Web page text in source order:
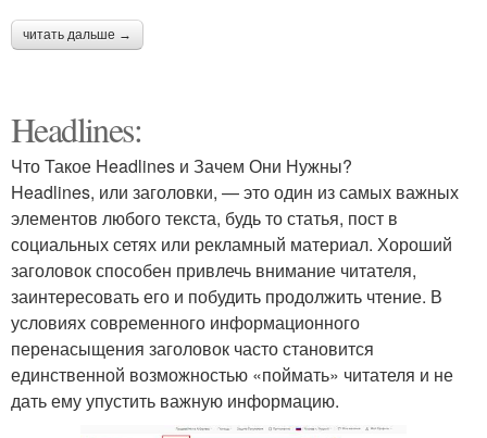
читать дальше →
Headlines:
Что Такое Headlines и Зачем Они Нужны?
Headlines, или заголовки, — это один из самых важных
элементов любого текста, будь то статья, пост в
социальных сетях или рекламный материал. Хороший
заголовок способен привлечь внимание читателя,
заинтересовать его и побудить продолжить чтение. В
условиях современного информационного
перенасыщения заголовок часто становится
единственной возможностью «поймать» читателя и не
дать ему упустить важную информацию.